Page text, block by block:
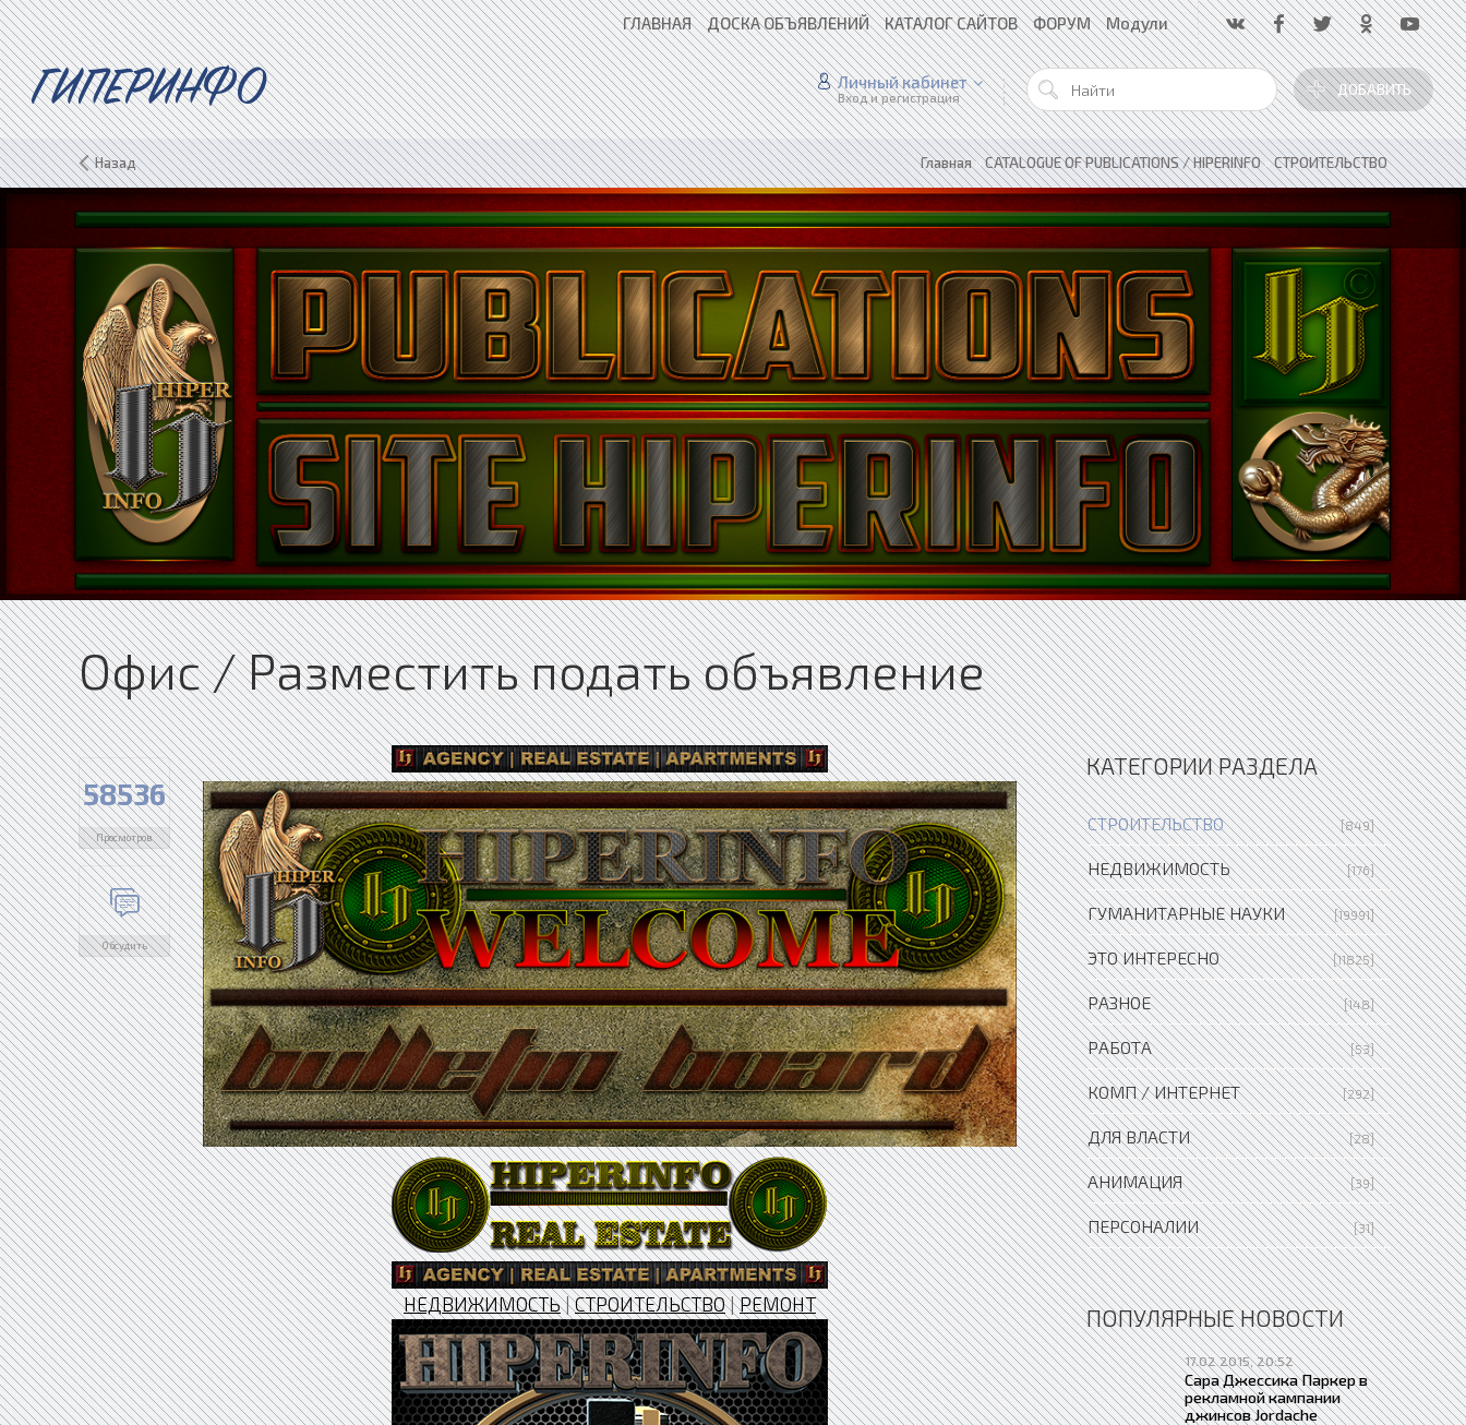
ГЛАВНАЯ ДОСКА ОБЪЯВЛЕНИЙ КАТАЛОГ САЙТОВ ФОРУМ Модули
ГИПЕРИНФО ДОБАВИТЬ
Личный кабинет
Вход и регистрация
Назад Главная»CATALOGUE OF PUBLICATIONS / HIPERINFO»СТРОИТЕЛЬСТВО
Офис / Разместить подать объявление
58536
Просмотров
Обсудить
НЕДВИЖИМОСТЬ|СТРОИТЕЛЬСТВО|РЕМОНТ
КАТЕГОРИИ РАЗДЕЛА
СТРОИТЕЛЬСТВО [849]
НЕДВИЖИМОСТЬ [176]
ГУМАНИТАРНЫЕ НАУКИ [19991]
ЭТО ИНТЕРЕСНО [11825]
РАЗНОЕ [148]
РАБОТА [53]
КОМП / ИНТЕРНЕТ [292]
ДЛЯ ВЛАСТИ [28]
АНИМАЦИЯ [39]
ПЕРСОНАЛИИ [31]
ПОПУЛЯРНЫЕ НОВОСТИ
17.02.2015, 20:52
Сара Джессика Паркер в
рекламной кампании
джинсов Jordache